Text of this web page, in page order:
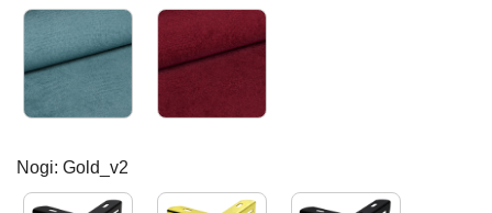
Kronos26 Kronos02
Nogi: Gold_v2
Black_V1 Gold_v1 Black_v2